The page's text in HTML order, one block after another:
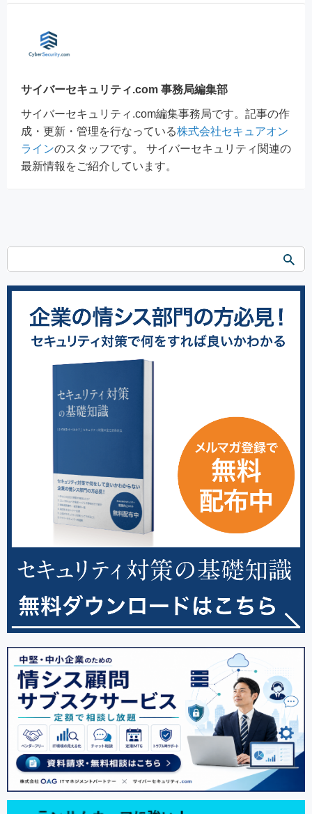
サイバーセキュリティ.com 事務局編集部
サイバーセキュリティ.com編集事務局です。記事の作
成・更新・管理を行なっている株式会社セキュアオン
ラインのスタッフです。 サイバーセキュリティ関連の
最新情報をご紹介しています。